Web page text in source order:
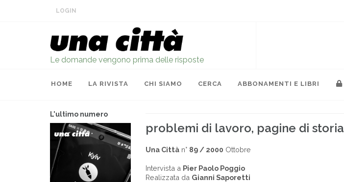
LOGIN
Le domande vengono prima delle risposte
HOME LA RIVISTA CHI SIAMO CERCA ABBONAMENTI E LIBRI
L'ultimo numero
problemi di lavoro, pagine di storia
Una Città n° 89 / 2000 Ottobre
Intervista a Pier Paolo Poggio
Realizzata da Gianni Saporetti